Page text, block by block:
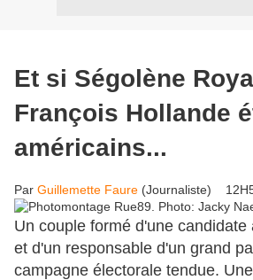
Et si Ségolène
François Hollande
américains...
Par Guillemette Faure (Journaliste)
Un couple formé d'une
et d'un responsable d'un grand
campagne électorale tendue.